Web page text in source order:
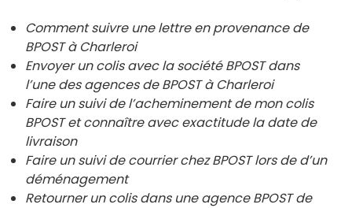
Comment suivre une lettre en provenance de
BPOST à Charleroi
Envoyer un colis avec la société BPOST dans
l’une des agences de BPOST à Charleroi
Faire un suivi de l’acheminement de mon colis
BPOST et connaître avec exactitude la date de
livraison
Faire un suivi de courrier chez BPOST lors de d’un
déménagement
Retourner un colis dans une agence BPOST de